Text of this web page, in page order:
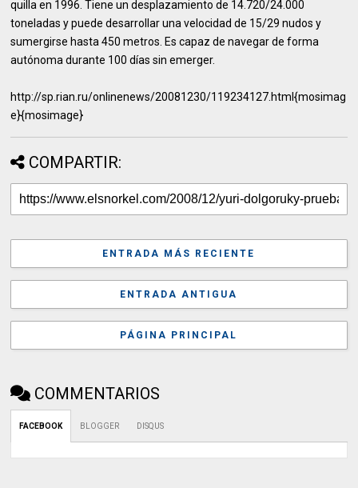
quilla en 1996. Tiene un desplazamiento de 14.720/24.000
toneladas y puede desarrollar una velocidad de 15/29 nudos y
sumergirse hasta 450 metros. Es capaz de navegar de forma
autónoma durante 100 días sin emerger.
http://sp.rian.ru/onlinenews/20081230/119234127.html{mosimag
e}{mosimage}
COMPARTIR:
ENTRADA MÁS RECIENTE
ENTRADA ANTIGUA
PÁGINA PRINCIPAL
COMMENTARIOS
FACEBOOK BLOGGER DISQUS